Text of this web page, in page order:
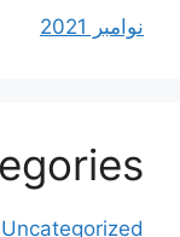
نوامبر 2021
Uncategorized